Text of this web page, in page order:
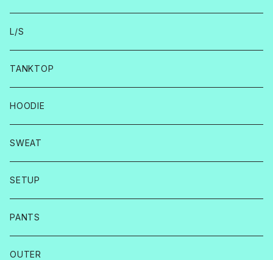
L/S
TANKTOP
HOODIE
SWEAT
SETUP
PANTS
OUTER